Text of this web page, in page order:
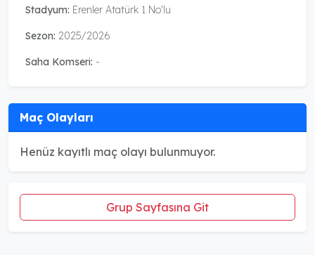
Stadyum: Erenler Atatürk 1 No'lu
Sezon: 2025/2026
Saha Komseri: -
Maç Olayları
Henüz kayıtlı maç olayı bulunmuyor.
Grup Sayfasına Git